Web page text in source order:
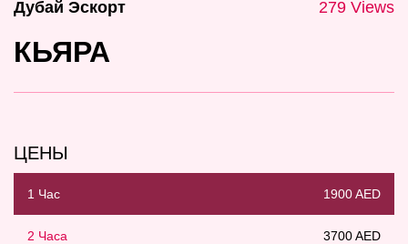
Дубай Эскорт 279 Views
КЬЯРА
ЦЕНЫ
1 Час 1900 AED
2 Часа 3700 AED